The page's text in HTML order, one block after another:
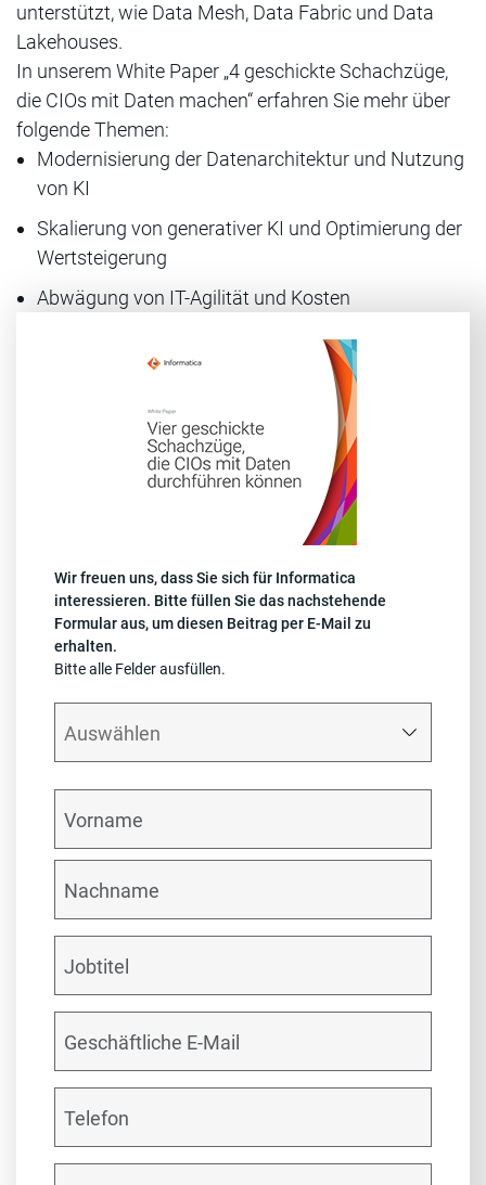
unterstützt, wie Data Mesh, Data Fabric und Data
Lakehouses.
In unserem White Paper „4 geschickte Schachzüge,
die CIOs mit Daten machen“ erfahren Sie mehr über
folgende Themen:
Modernisierung der Datenarchitektur und Nutzung
von KI
Skalierung von generativer KI und Optimierung der
Wertsteigerung
Abwägung von IT-Agilität und Kosten
Wir freuen uns, dass Sie sich für Informatica
interessieren. Bitte füllen Sie das nachstehende
Formular aus, um diesen Beitrag per E-Mail zu
erhalten.
Bitte alle Felder ausfüllen.